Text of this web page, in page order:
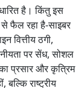
है। किंतु इस
फैल रहा है-साइबर
वित्तीय ठगी,
पर सेंध, सोशल
प्रसार और कृत्रिम
राष्ट्रीय